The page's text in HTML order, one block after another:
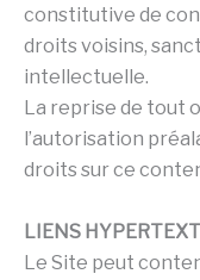
constitutive de
droits voisins,
intellectuelle.
La reprise de tout
l’autorisation
droits sur ce
LIENS
Le Site peut